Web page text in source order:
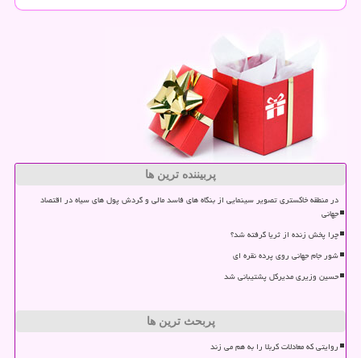
پربیننده ترین ها
در منطقه خاکستری تصویر سینمایی از بنگاه های فاسد مالی و گردش پول های سیاه در اقتصاد
جهانی
چرا پخش زنده از ثریا گرفته شد؟
شور جام جهانی روی پرده نقره ای
حسین وزیری مدیرکل پشتیبانی شد
پربحث ترین ها
روایتی که معادلات کربلا را به هم می زند